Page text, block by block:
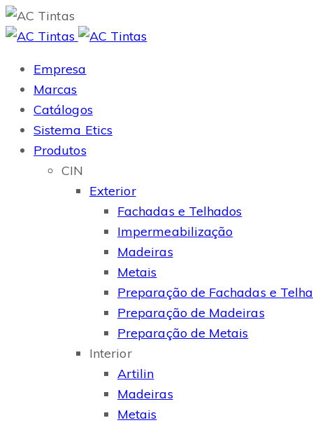
Empresa
Marcas
Catálogos
Sistema Etics
Produtos
CIN
Exterior
Fachadas e Telhados
Impermeabilização
Madeiras
Metais
Preparação de Fachadas e
Preparação de Madeiras
Preparação de Metais
Interior
Artilin
Madeiras
Metais